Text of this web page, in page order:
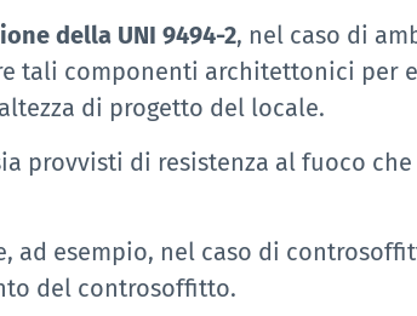
della UNI 9494-2, nel caso di
tali componenti architettonici per
di progetto del locale.
provvisti di resistenza al fuoco
ad esempio, nel caso di
del controsoffitto.